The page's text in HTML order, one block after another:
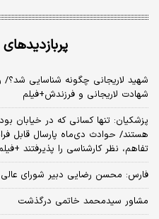
شهید لاریجانی چگونه شناسایی شد؟/
شهادت لاریجانی و فرزندش+فیلم
پزشکیان: تنها کسانی که در خیابان
هستند/ حوادث دی‌ماه پارسال قابل
تفاهم، نظر کارشناسی را پذیرفتند
فارس: محسن رضایی دبیر شورای
مشاور سیدمحمد خاتمی درگذشت